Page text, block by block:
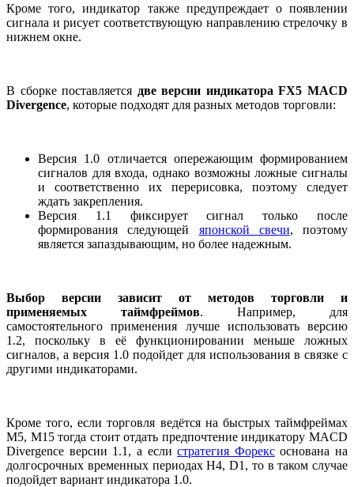
Кроме того, индикатор также предупреждает о появлении
сигнала и рисует соответствующую направлению стрелочку в
нижнем окне.
В сборке поставляется две версии индикатора FX5 MACD
Divergence, которые подходят для разных методов торговли:
Версия 1.0 отличается опережающим формированием
сигналов для входа, однако возможны ложные сигналы
и соответственно их перерисовка, поэтому следует
ждать закрепления.
Версия 1.1 фиксирует сигнал только после
формирования следующей японской свечи, поэтому
является запаздывающим, но более надежным.
Выбор версии зависит от методов торговли и
применяемых таймфреймов. Например, для
самостоятельного применения лучше использовать версию
1.2, поскольку в её функционировании меньше ложных
сигналов, а версия 1.0 подойдет для использования в связке с
другими индикаторами.
Кроме того, если торговля ведётся на быстрых таймфреймах
М5, M15 тогда стоит отдать предпочтение индикатору MACD
Divergence версии 1.1, а еслистратегия Форексоснована на
долгосрочных временных периодах Н4, D1, то в таком случае
подойдет вариант индикатора 1.0.